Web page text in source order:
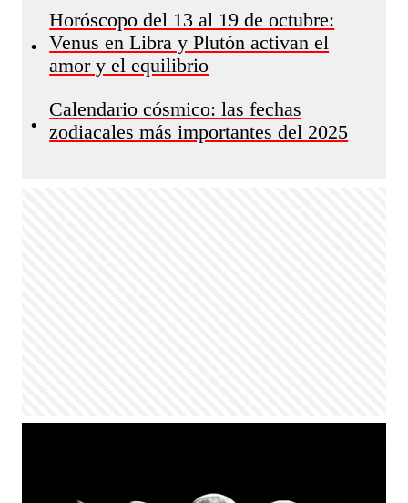
•
Horóscopo del 13 al 19 de octubre:
Venus en Libra y Plutón activan el
amor y el equilibrio
•
Calendario cósmico: las fechas
zodiacales más importantes del 2025